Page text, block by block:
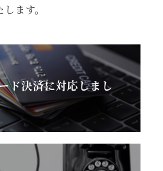
ます。
ド決済に対応しまし